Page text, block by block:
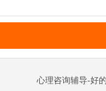
心理咨询辅导-好